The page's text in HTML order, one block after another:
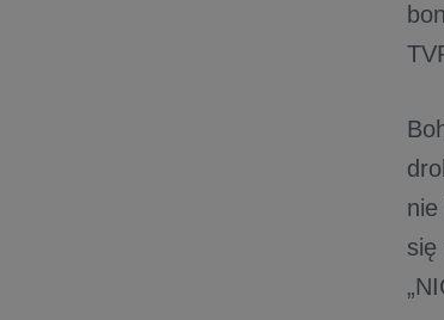
nie
się